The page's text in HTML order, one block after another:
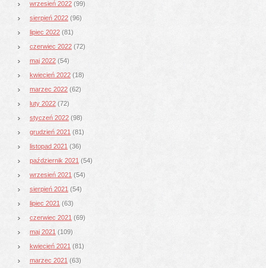
wrzesień 2022 (99)
sierpień 2022 (96)
lipiec 2022 (81)
czerwiec 2022 (72)
maj 2022 (54)
kwiecień 2022 (18)
marzec 2022 (62)
luty 2022 (72)
styczeń 2022 (98)
grudzień 2021 (81)
listopad 2021 (36)
październik 2021 (54)
wrzesień 2021 (54)
sierpień 2021 (54)
lipiec 2021 (63)
czerwiec 2021 (69)
maj 2021 (109)
kwiecień 2021 (81)
marzec 2021 (63)